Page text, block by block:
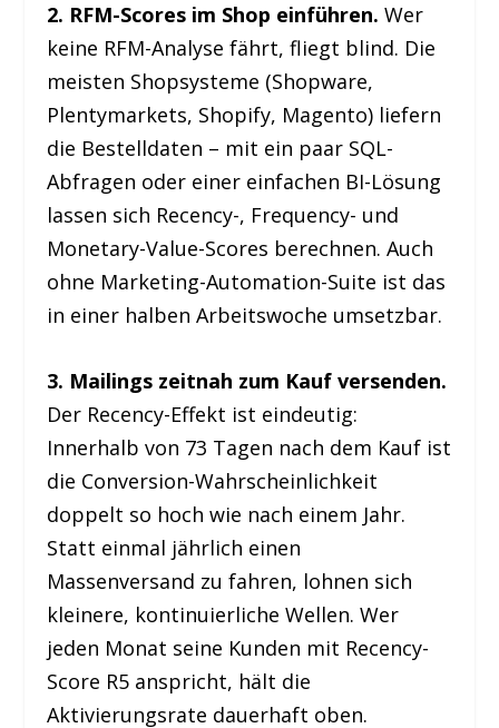
2. RFM-Scores im Shop einführen. Wer
keine RFM-Analyse fährt, fliegt blind. Die
meisten Shopsysteme (Shopware,
Plentymarkets, Shopify, Magento) liefern
die Bestelldaten – mit ein paar SQL-
Abfragen oder einer einfachen BI-Lösung
lassen sich Recency-, Frequency- und
Monetary-Value-Scores berechnen. Auch
ohne Marketing-Automation-Suite ist das
in einer halben Arbeitswoche umsetzbar.
3. Mailings zeitnah zum Kauf versenden.
Der Recency-Effekt ist eindeutig:
Innerhalb von 73 Tagen nach dem Kauf ist
die Conversion-Wahrscheinlichkeit
doppelt so hoch wie nach einem Jahr.
Statt einmal jährlich einen
Massenversand zu fahren, lohnen sich
kleinere, kontinuierliche Wellen. Wer
jeden Monat seine Kunden mit Recency-
Score R5 anspricht, hält die
Aktivierungsrate dauerhaft oben.